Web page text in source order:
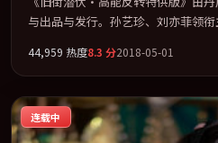
与出品与发行。孙艺珍、刘亦菲领
为骨架，在叙事、表演与视听上力求
院线及主流平台同步亮相，2018 年
强情节与人物弧光的观众完整观看。
44,959 热度8.3 分2018-05-01
连载中